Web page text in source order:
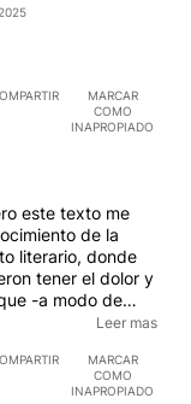
MARCAR
COMO
INAPROPIADO
este texto me
de la
literario, donde
tener el dolor y
-a modo de
de las Madres de
llegado a
Leer mas
MARCAR
COMO
INAPROPIADO